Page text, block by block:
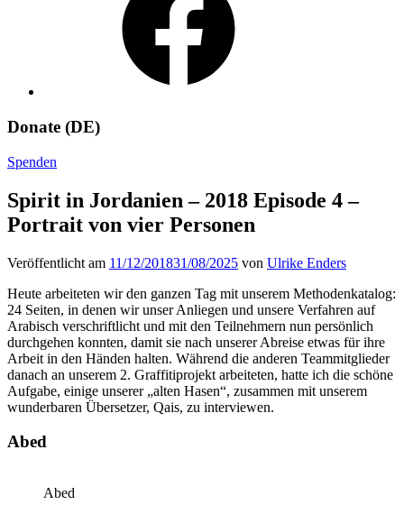
Donate (DE)
Spenden
Spirit in Jordanien – 2018 Episode 4 –
Portrait von vier Personen
Veröffentlicht am 11/12/201831/08/2025 von Ulrike Enders
Heute arbeiteten wir den ganzen Tag mit unserem Methodenkatalog:
24 Seiten, in denen wir unser Anliegen und unsere Verfahren auf
Arabisch verschriftlicht und mit den Teilnehmern nun persönlich
durchgehen konnten, damit sie nach unserer Abreise etwas für ihre
Arbeit in den Händen halten. Während die anderen Teammitglieder
danach an unserem 2. Graffitiprojekt arbeiteten, hatte ich die schöne
Aufgabe, einige unserer „alten Hasen“, zusammen mit unserem
wunderbaren Übersetzer, Qais, zu interviewen.
Abed
Abed